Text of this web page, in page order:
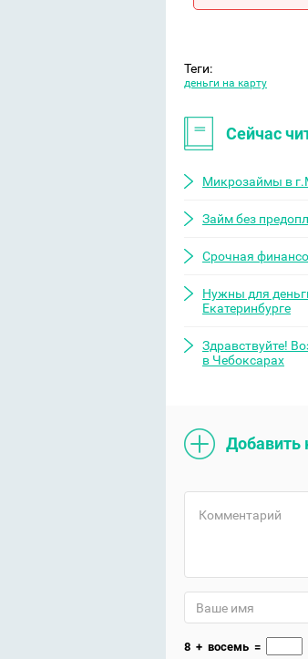
Теги:
деньги на карту
Сейчас
Микрозаймы в
Займ без
Срочная
Нужны для
Екатеринбурге
Здравствуйте!
в Чебоксарах
Добавить
8 + восемь =